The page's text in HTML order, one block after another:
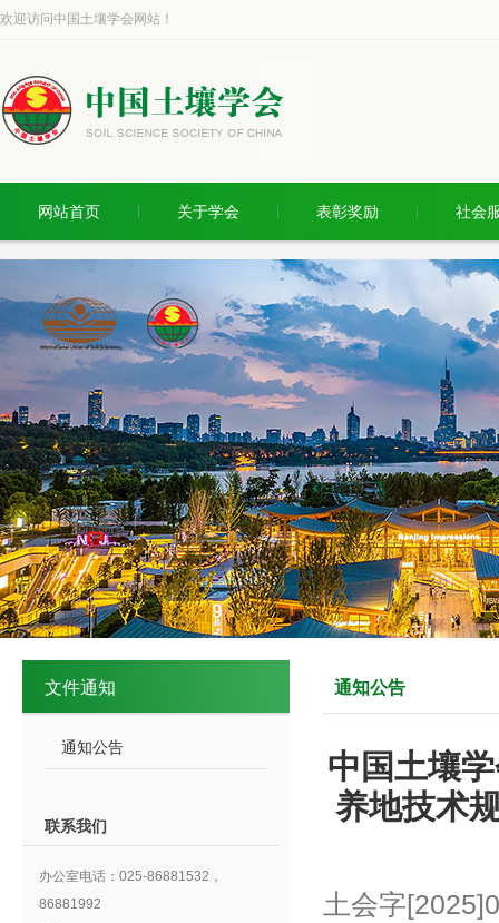
欢迎访问中国土壤学会网站！
网站首页 关于学会 表彰奖励 社会
文件通知
通知公告
联系我们
办公室电话：025-86881532，
86881992
通知公告
中国土壤
养地技术
土会字